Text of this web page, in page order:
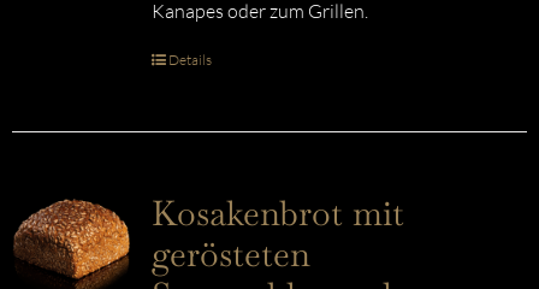
Kanapes oder zum Grillen.
Details
Kosakenbrot mit
gerösteten